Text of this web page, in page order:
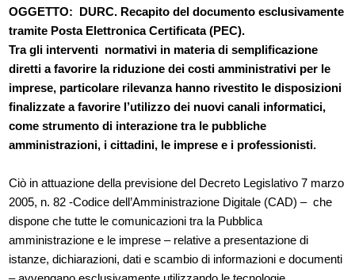
OGGETTO: DURC. Recapito del documento esclusivamente
tramite Posta Elettronica Certificata (PEC).
Tra gli interventi normativi in materia di semplificazione
diretti a favorire la riduzione dei costi amministrativi per le
imprese, particolare rilevanza hanno rivestito le disposizioni
finalizzate a favorire l’utilizzo dei nuovi canali informatici,
come strumento di interazione tra le pubbliche
amministrazioni, i cittadini, le imprese e i professionisti.
Ciò in attuazione della previsione del Decreto Legislativo 7 marzo
2005, n. 82 -Codice dell’Amministrazione Digitale (CAD) – che
dispone che tutte le comunicazioni tra la Pubblica
amministrazione e le imprese – relative a presentazione di
istanze, dichiarazioni, dati e scambio di informazioni e documenti